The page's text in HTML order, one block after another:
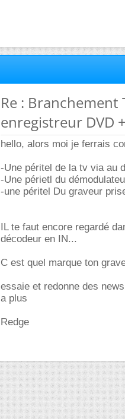
Re :
enregistreur DVD
hello, alors moi je ferrais
-Une péritel de la tv via au
-Une périetl du
-une péritel Du graveur
IL te faut encore regardé
décodeur en IN...
C est quel marque ton
essaie et redonne des
a plus
Redge